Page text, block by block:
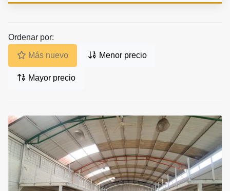
Ordenar por:
Más nuevo Menor precio
Mayor precio